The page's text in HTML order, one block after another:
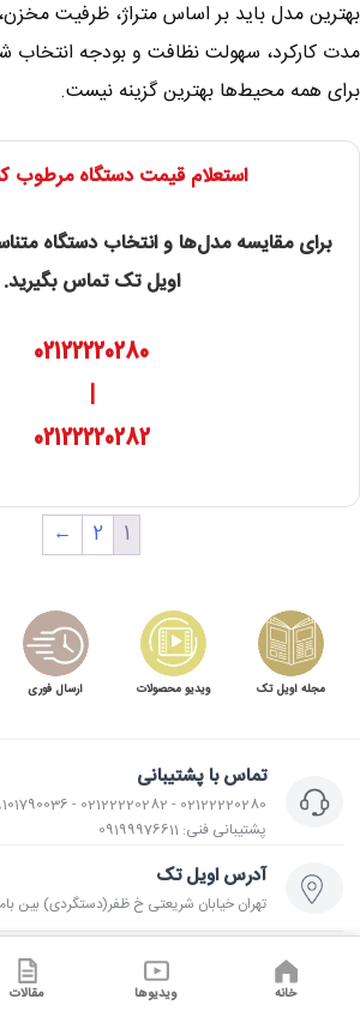
بهترین مدل باید بر اساس متراژ، ظرفیت
مدت کارکرد، سهولت نظافت و بودجه
برای همه محیط‌ها بهترین گزینه نیست.
استعلام قیمت دستگاه مرطوب
برای مقایسه مدل‌ها و انتخاب دستگاه
اویل تک تماس بگیرید.
02122220280
|
02122220282
1
2
←
مجله اویل تک ویدیو محصولات ارسال فوری
تماس با پشتیبانی
02122220280 - 02122220282 - 09101790036 - 09199975511
پشتیبانی فنی: 09199976611
آدرس اویل تک
تهران خیابان شریعتی خ ظفر(دستگردی) بین بامداد و
با اویل تک
خانه ویدیوها مقالات